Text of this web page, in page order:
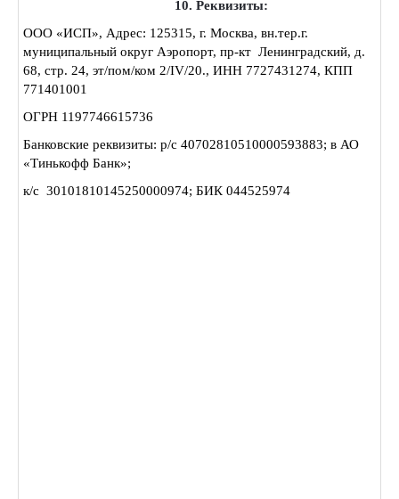
10. Реквизиты:
ООО «ИСП», Адрес: 125315, г. Москва, вн.тер.г.
муниципальный округ Аэропорт, пр-кт Ленинградский, д.
68, стр. 24, эт/пом/ком 2/IV/20., ИНН 7727431274, КПП
771401001
ОГРН 1197746615736
Банковские реквизиты: р/с 40702810510000593883; в АО
«Тинькофф Банк»;
к/с 30101810145250000974; БИК 044525974